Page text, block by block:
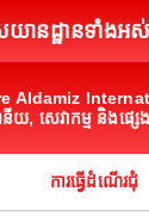
ានដ្ឋានទាំងអ
Aldamiz
នីយ, សេវាកម្ម និងផ្សេ
ការធ្វើដំណើរជុំ